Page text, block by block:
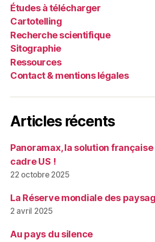
Études à télécharger
Cartotelling
Recherche scientifique
Sitographie
Ressources
Contact & mentions légales
Articles récents
Panoramax, la solution
cadre US !
22 octobre 2025
La Réserve mondiale des
2 avril 2025
Au pays du silence